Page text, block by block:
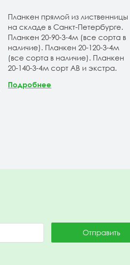
Планкен прямой из лиственницы
на складе в Санкт-Петербурге.
Планкен 20-90-3-4м (все сорта в
наличие). Планкен 20-120-3-4м
(все сорта в наличие). Планкен
20-140-3-4м сорт АВ и экстра.
Подробнее
Отправить